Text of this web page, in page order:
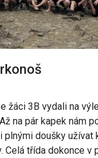
žáci 3B vydali na
na pár kapek nám
plnými doušky užívat
Celá třída dokonce v